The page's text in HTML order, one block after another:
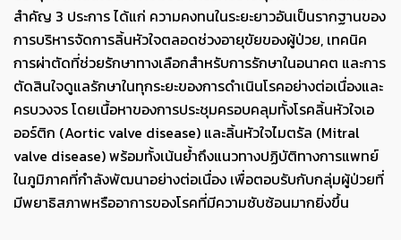
สำคัญ 3 ประการ ได้แก่ ความคงทนในระยะยาวอันเป็นรากฐานของ
การบริหารจัดการลิ้นหัวใจตลอดช่วงอายุขัยของผู้ป่วย, เทคนิค
การผ่าตัดที่ช่วยรักษาทางเลือกสำหรับการรักษาในอนาคต และการ
ตัดสินใจดูแลรักษาในทุกระยะของการดำเนินโรคอย่างต่อเนื่องและ
ครบวงจร โดยเนื้อหาของการประชุมครอบคลุมทั้งโรคลิ้นหัวใจเอ
ออร์ติก (Aortic valve disease) และลิ้นหัวใจไมตรัล (Mitral
valve disease) พร้อมทั้งเน้นย้ำถึงแนวทางปฏิบัติทางการแพทย์
ในภูมิภาคที่กำลังพัฒนาอย่างต่อเนื่อง เพื่อตอบรับกับกลุ่มผู้ป่วยที่
มีพยาธิสภาพหรืออาการของโรคที่มีความซับซ้อนมากยิ่งขึ้น